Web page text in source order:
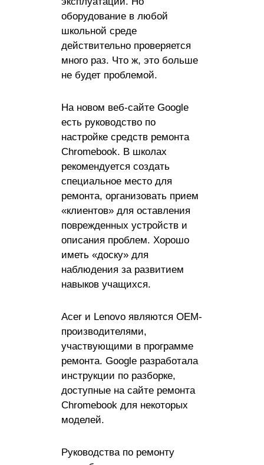
оборудование в любой
школьной среде
действительно проверяется
много раз. Что ж, это больше
не будет проблемой.
На новом веб-сайте Google
есть руководство по
настройке средств ремонта
Chromebook. В школах
рекомендуется создать
специальное место для
ремонта, организовать прием
«клиентов» для оставления
поврежденных устройств и
описания проблем. Хорошо
иметь «доску» для
наблюдения за развитием
навыков учащихся.
Acer и Lenovo являются OEM-
производителями,
участвующими в программе
ремонта. Google разработала
инструкции по разборке,
доступные на сайте ремонта
Chromebook для некоторых
моделей.
Руководства по ремонту